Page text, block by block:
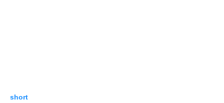
short